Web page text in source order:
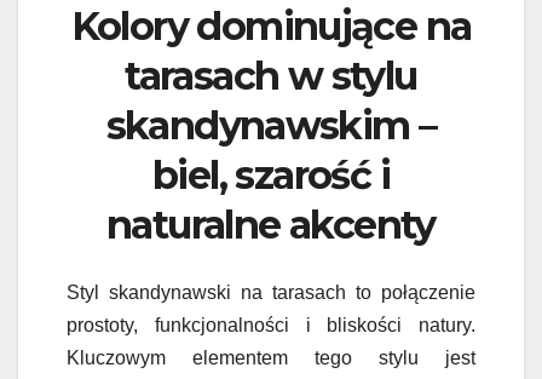
Kolory dominujące na
tarasach w stylu
skandynawskim –
biel, szarość i
naturalne akcenty
Styl skandynawski na tarasach to połączenie
prostoty, funkcjonalności i bliskości natury.
Kluczowym elementem tego stylu jest